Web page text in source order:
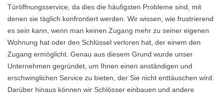
Türöffnungsservice, da dies die häufigsten Probleme sind, mit
denen sie täglich konfrontiert werden. Wir wissen, wie frustrierend
es sein kann, wenn man keinen Zugang mehr zu seiner eigenen
Wohnung hat oder den Schlüssel verloren hat, der einem den
Zugang ermöglicht. Genau aus diesem Grund wurde unser
Unternehmen gegründet, um Ihnen einen anständigen und
erschwinglichen Service zu bieten, der Sie nicht enttäuschen wird.
Darüber hinaus können wir Schlösser einbauen und andere